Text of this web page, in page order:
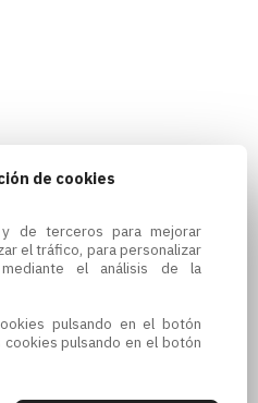
de cookies
de terceros para mejorar
el tráfico, para personalizar
el análisis de la
pulsando en el botón
cookies pulsando en el botón